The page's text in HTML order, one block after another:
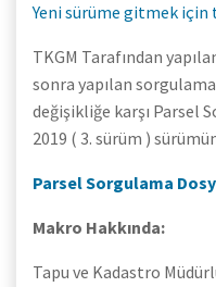
Yeni sürüme gitmek için
TKGM Tarafından
sonra yapılan
değişikliğe karşı Parsel
2019 ( 3. sürüm )
Parsel Sorgulama
Makro Hakkında:
Tapu ve Kadastro